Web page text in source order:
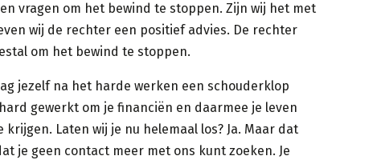
vragen om het bewind te stoppen. Zijn wij het met
wij de rechter een positief advies. De rechter
om het bewind te stoppen.
jezelf na het harde werken een schouderklop
gewerkt om je financiën en daarmee je leven
krijgen. Laten wij je nu helemaal los? Ja. Maar dat
je geen contact meer met ons kunt zoeken. Je